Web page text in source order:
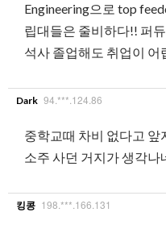
Engineering으로 top
립대들은 줄비하다!! 퍼
석사 졸업해도 취업이 어
Dark 94.***.124.86
중학교때 차비 없다고 앞
소주 사던 거지가 생각나
킹콩 198.***.166.131